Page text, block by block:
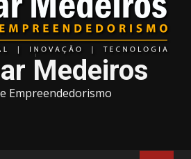
Medeiros
Empreendedorismo